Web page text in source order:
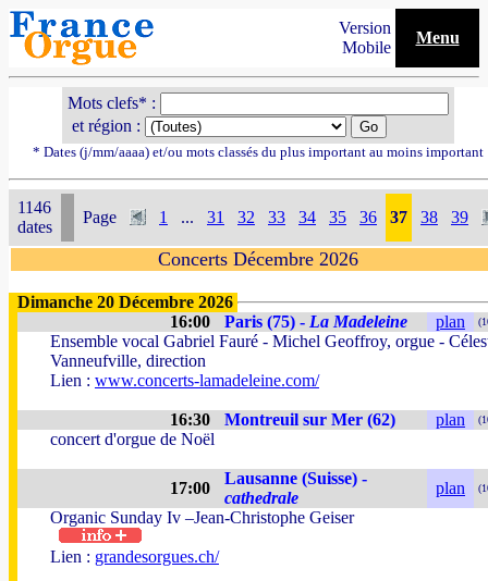
Version
Mobile
Menu
Mots clefs* :
et région :
* Dates (j/mm/aaaa) et/ou mots classés du plus important au moins important
1146
dates
Page 1 ... 31 32 33 34 35 36 37 38 39
Concerts Décembre 2026
Dimanche 20 Décembre 2026
16:00
Paris (75) - La Madeleine plan
Ensemble vocal Gabriel Fauré - Michel Geoffroy, orgue -
Vanneufville, direction
Lien : www.concerts-lamadeleine.com/
16:30 Montreuil sur Mer (62) plan
concert d'orgue de Noël
17:00
Lausanne (Suisse) -
cathedrale
plan
Organic Sunday Iv –Jean-Christophe Geiser
Lien : grandesorgues.ch/